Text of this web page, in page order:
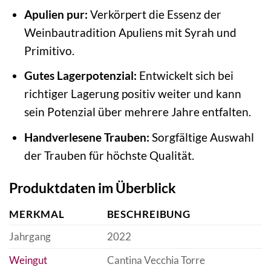
Apulien pur: Verkörpert die Essenz der
Weinbautradition Apuliens mit Syrah und
Primitivo.
Gutes Lagerpotenzial: Entwickelt sich bei
richtiger Lagerung positiv weiter und kann
sein Potenzial über mehrere Jahre entfalten.
Handverlesene Trauben: Sorgfältige Auswahl
der Trauben für höchste Qualität.
Produktdaten im Überblick
MERKMAL
BESCHREIBUNG
Jahrgang
2022
Weingut
Cantina Vecchia Torre